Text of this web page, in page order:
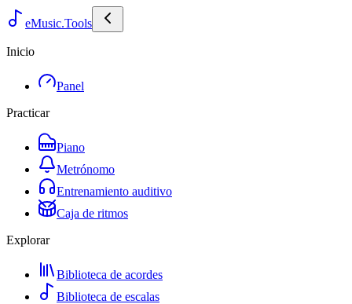
eMusic.Tools
Inicio
Panel
Practicar
Piano
Metrónomo
Entrenamiento auditivo
Caja de ritmos
Explorar
Biblioteca de acordes
Biblioteca de escalas